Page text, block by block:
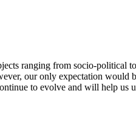
ranging from socio-
our only expectation
to evolve and will help us